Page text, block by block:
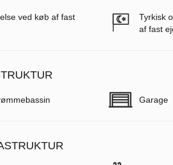
ved køb af fast
Tyrkisk
af fast
Garage